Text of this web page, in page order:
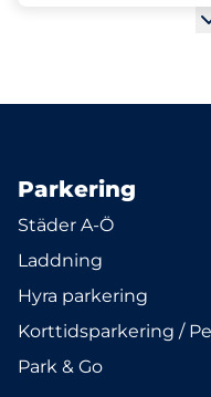
Parkering
Städer A-Ö
Laddning
Hyra parkering
Korttidsparkering /
Park & Go